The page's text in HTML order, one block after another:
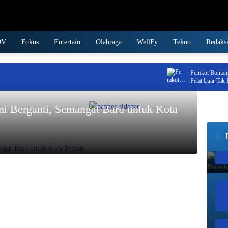
Fokus Entertain Olahraga WellFy Tekno Redaksi
Pemkot Bontang
Pelat Luar Tak Bisa
Berganti, Semangat Baru untuk Kota